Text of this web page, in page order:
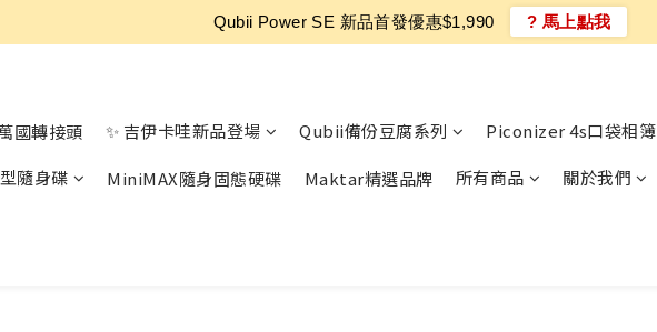
國轉接頭 ✨ 吉伊卡哇新品登場 Qubii備份豆腐系列
Piconizer 4s口袋相簿
隨身碟 MiniMAX隨身固態硬碟 Maktar精選品牌 所有商品 關於我們
Qubii Power SE 新品首發優惠$1,990 ? 馬上點我